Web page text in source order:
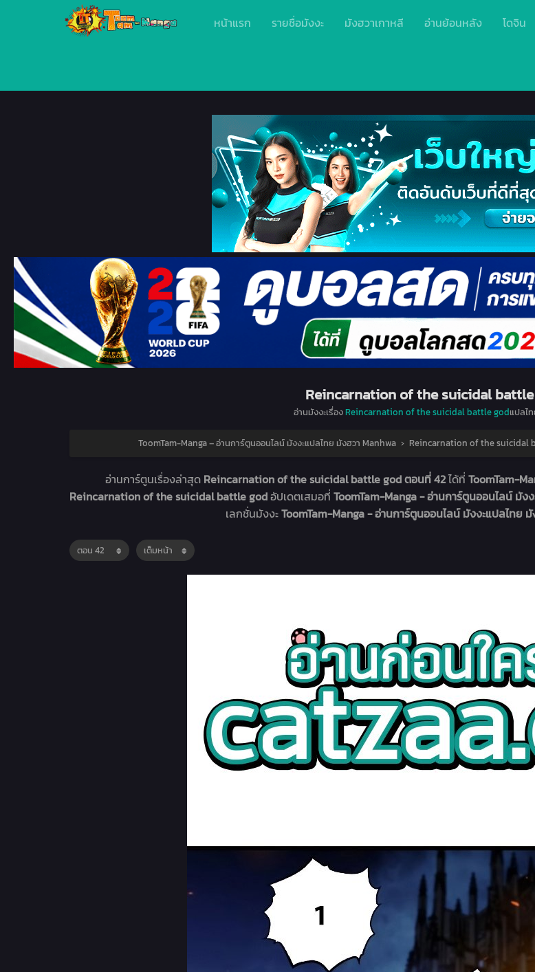
หน้าแรก รายชื่อมังงะ มังฮวาเกาหลี อ่านย้อนหลัง โดจิน
Reincarnation of the suicidal
อ่านมังงะเรื่องReincarnation of the suicidal battle godแปลไ
ToomTam-Manga – อ่านการ์ตูนออนไลน์ มังงะแปลไทย มังฮวา Manhwa › Reincarnation of the suicidal
อ่านการ์ตูนเรื่องล่าสุด Reincarnation of the suicidal battle god ตอนที่ 42ได้ที่ ToomTam-
Reincarnation of the suicidal battle godอัปเดตเสมอที่ ToomTam-Manga - อ่านการ์ตูนออนไลน์ มัง
เลกชั่นมังงะToomTam-Manga - อ่านการ์ตูนออนไลน์ มังงะแปลไทย